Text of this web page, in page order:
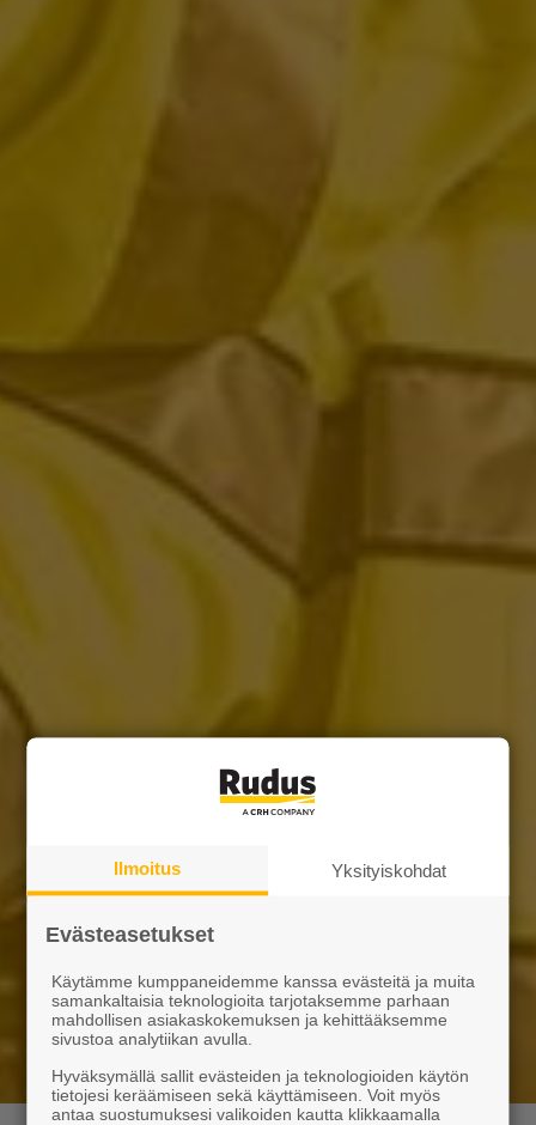
Ilmoitus Yksityiskohdat
Evästeasetukset
Käytämme kumppaneidemme kanssa evästeitä ja muita
samankaltaisia teknologioita tarjotaksemme parhaan
mahdollisen asiakaskokemuksen ja kehittääksemme
sivustoa analytiikan avulla.
Hyväksymällä sallit evästeiden ja teknologioiden käytön
tietojesi keräämiseen sekä käyttämiseen. Voit myös
antaa suostumuksesi valikoiden kautta klikkaamalla